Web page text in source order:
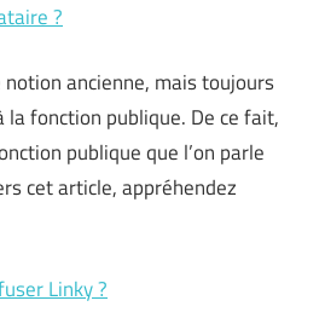
?
ancienne, mais toujours
la fonction publique. De ce fait,
publique que l’on parle
cet article, appréhendez
Linky ?